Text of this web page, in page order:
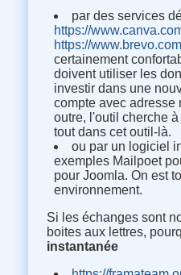
par des services
https://
https://
certainement
doivent utiliser les
investir dans une
compte avec adresse
outre, l'outil cherche
tout dans cet outil-là.
ou par un logiciel
exemples Mailpoet
pour Joomla. On est
environnement.
Si les échanges sont
boites aux lettres,
instantanée